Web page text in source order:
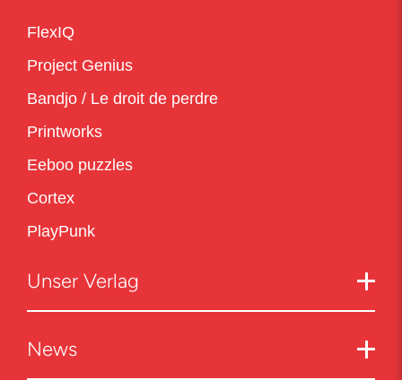
FlexIQ
Project Genius
Bandjo / Le droit de perdre
Printworks
Eeboo puzzles
Cortex
PlayPunk
Unser Verlag
News